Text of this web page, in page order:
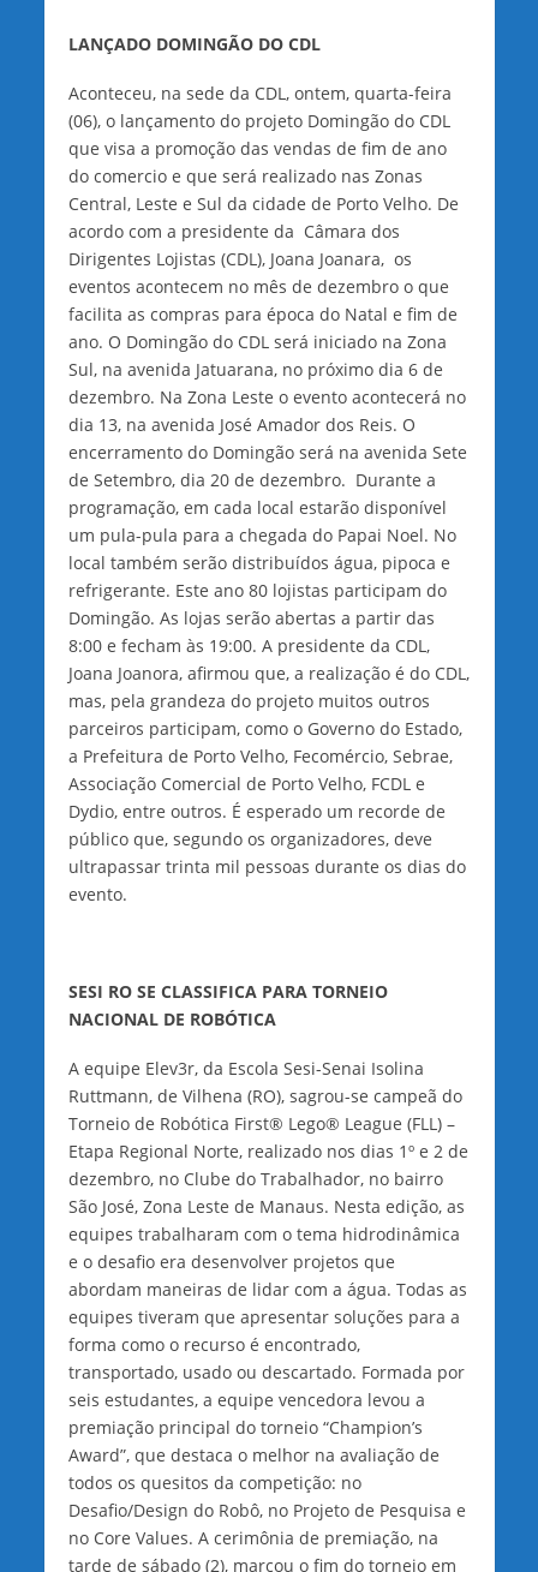
LANÇADO DOMINGÃO DO CDL
Aconteceu, na sede da CDL, ontem, quarta-feira
(06), o lançamento do projeto Domingão do CDL
que visa a promoção das vendas de fim de ano
do comercio e que será realizado nas Zonas
Central, Leste e Sul da cidade de Porto Velho. De
acordo com a presidente da Câmara dos
Dirigentes Lojistas (CDL), Joana Joanara, os
eventos acontecem no mês de dezembro o que
facilita as compras para época do Natal e fim de
ano. O Domingão do CDL será iniciado na Zona
Sul, na avenida Jatuarana, no próximo dia 6 de
dezembro. Na Zona Leste o evento acontecerá no
dia 13, na avenida José Amador dos Reis. O
encerramento do Domingão será na avenida Sete
de Setembro, dia 20 de dezembro. Durante a
programação, em cada local estarão disponível
um pula-pula para a chegada do Papai Noel. No
local também serão distribuídos água, pipoca e
refrigerante. Este ano 80 lojistas participam do
Domingão. As lojas serão abertas a partir das
8:00 e fecham às 19:00. A presidente da CDL,
Joana Joanora, afirmou que, a realização é do CDL,
mas, pela grandeza do projeto muitos outros
parceiros participam, como o Governo do Estado,
a Prefeitura de Porto Velho, Fecomércio, Sebrae,
Associação Comercial de Porto Velho, FCDL e
Dydio, entre outros. É esperado um recorde de
público que, segundo os organizadores, deve
ultrapassar trinta mil pessoas durante os dias do
evento.
SESI RO SE CLASSIFICA PARA TORNEIO
NACIONAL DE ROBÓTICA
A equipe Elev3r, da Escola Sesi-Senai Isolina
Ruttmann, de Vilhena (RO), sagrou-se campeã do
Torneio de Robótica First® Lego® League (FLL) –
Etapa Regional Norte, realizado nos dias 1º e 2 de
dezembro, no Clube do Trabalhador, no bairro
São José, Zona Leste de Manaus. Nesta edição, as
equipes trabalharam com o tema hidrodinâmica
e o desafio era desenvolver projetos que
abordam maneiras de lidar com a água. Todas as
equipes tiveram que apresentar soluções para a
forma como o recurso é encontrado,
transportado, usado ou descartado. Formada por
seis estudantes, a equipe vencedora levou a
premiação principal do torneio “Champion’s
Award”, que destaca o melhor na avaliação de
todos os quesitos da competição: no
Desafio/Design do Robô, no Projeto de Pesquisa e
no Core Values. A cerimônia de premiação, na
tarde de sábado (2), marcou o fim do torneio em